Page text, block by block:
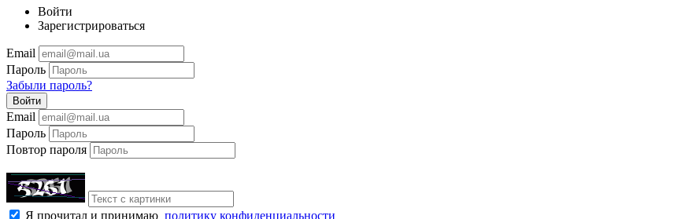
Войти
Зарегистрироваться
Email
Пароль
Забыли пароль?
Войти
Email
Пароль
Повтор пароля
Я прочитал и принимаю политику конфиденциальности